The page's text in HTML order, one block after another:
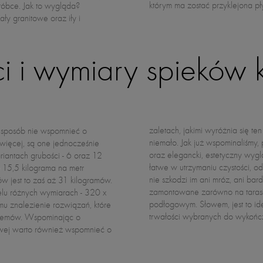
Jak to wygląda?
granitowe oraz iły i
którym ma zostać przyklejona
i wymiary spieków
nie wspomnieć o
są one jednocześnie
grubości - 6 oraz 12
15,5 kilograma na metr
jest to zaś aż 31 kilogramów.
różnych wymiarach - 320 x
znalezienie rozwiązań, które
Wspominając o
warto również wspomnieć o
wyróżnia się ten materiał budowlany. Jest ich bowiem naprawdę
lekkość, wytrzymałość
Płyty spiekane są bardzo
zarysowania. Co więcej,
Dzięki temu mogą zostać
z ogrzewaniem
dla osób, którym zależy na
trwałości wybranych do